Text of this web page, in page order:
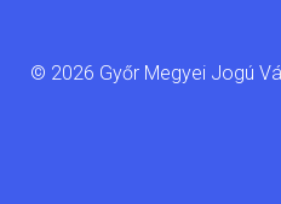
© 2026 Győr Megyei Jogú